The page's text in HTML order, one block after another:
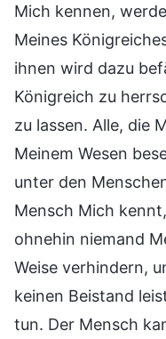
Mich kennen,
Meines
ihnen wird dazu
Königreich zu
zu lassen. Alle, die
Meinem Wesen
unter den
Mensch Mich
ohnehin niemand
Weise verhindern,
keinen Beistand
tun. Der Mensch